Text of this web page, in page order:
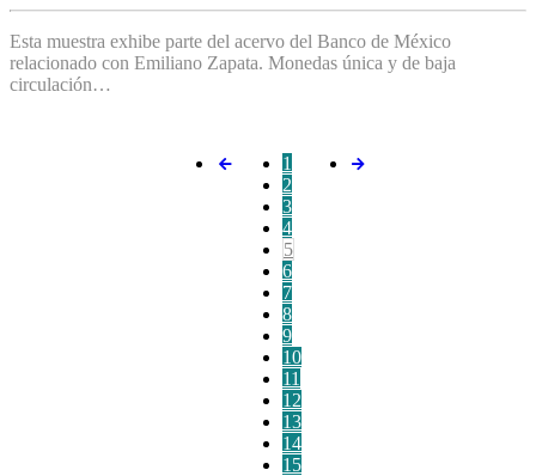
Esta muestra exhibe parte del acervo del Banco de México
relacionado con Emiliano Zapata. Monedas única y de baja
circulación…
1
2
3
4
5
6
7
8
9
10
11
12
13
14
15